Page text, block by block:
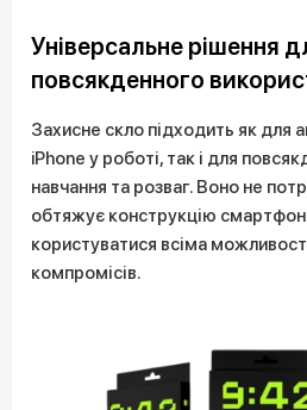
Універсальне рішення
повсякденного
Захисне скло підходить як для
iPhone у роботі, так і для
навчання та розваг. Воно не
обтяжує конструкцію
користуватися всіма
компромісів.